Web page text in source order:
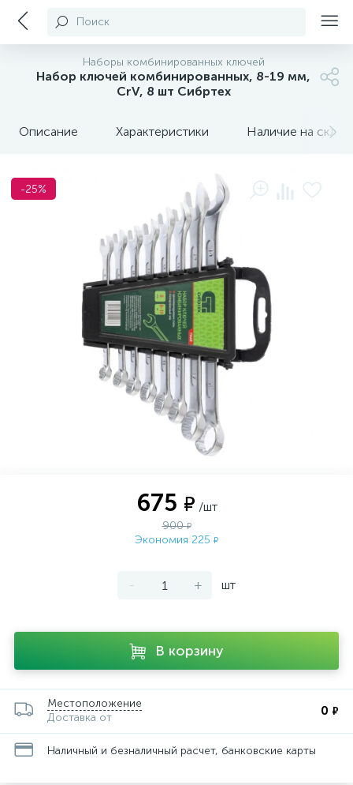
Поиск
Наборы комбинированных ключей
Набор ключей комбинированных, 8-19 мм,
CrV, 8 шт Сибртех
Описание Характеристики Наличие на
-25%
675 ₽ /шт
900₽
Экономия 225 ₽
- + шт
В корзину
Местоположение
Доставка от
0 ₽
Наличный и безналичный расчет, банковские карты